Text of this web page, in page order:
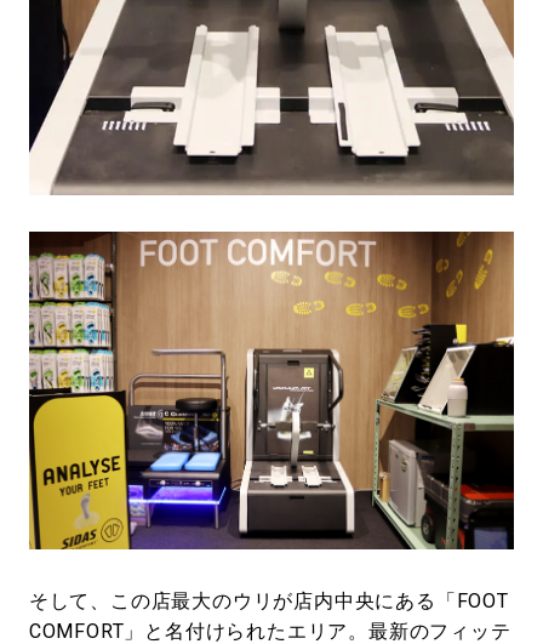
そして、この店最大のウリが店内中央にある「FOOT
COMFORT」と名付けられたエリア。最新のフィッテ